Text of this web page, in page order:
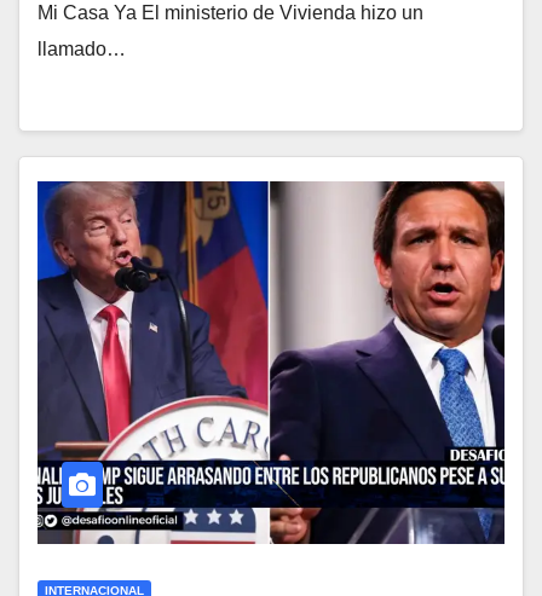
Mi Casa Ya El ministerio de Vivienda hizo un
llamado…
INTERNACIONAL